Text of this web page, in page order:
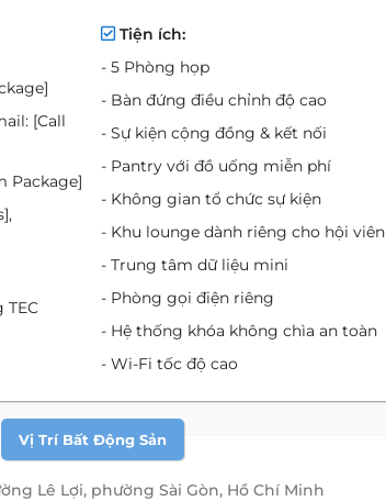
[Call
Package]
TEC
Tiện ích:
- 5 Phòng họp
- Bàn đứng điều chỉnh độ cao
- Sự kiện cộng đồng & kết nối
- Pantry với đồ uống miễn phí
- Không gian tổ chức sự kiện
- Khu lounge dành riêng cho hội viên
- Trung tâm dữ liệu mini
- Phòng gọi điện riêng
- Hệ thống khóa không chìa an toàn
- Wi-Fi tốc độ cao
Vị Trí Bất Động Sản
Lê Lợi, phường Sài Gòn, Hồ Chí Minh